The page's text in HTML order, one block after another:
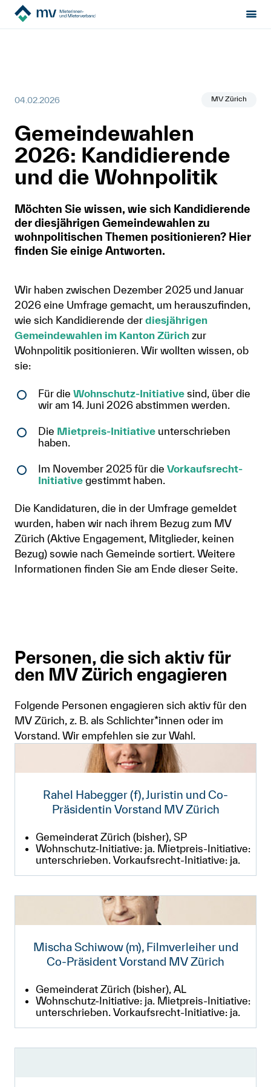
Hilfe von Fachleuten
Politik & Positionen
Über uns
Kontakt
Mitglied werden
Anmelden
Shop
Suche
04.02.2026 MV Zürich
Gemeindewahlen
2026: Kandidierende
und die Wohnpolitik
Möchten Sie wissen, wie sich Kandidierende
der diesjährigen Gemeindewahlen zu
wohnpolitischen Themen positionieren? Hier
finden Sie einige Antworten.
Wir haben zwischen Dezember 2025 und Januar
2026 eine Umfrage gemacht, um herauszufinden,
wie sich Kandidierende der diesjährigen
Gemeindewahlen im Kanton Zürich zur
Wohnpolitik positionieren. Wir wollten wissen, ob
sie:
Für die Wohnschutz-Initiative sind, über die
wir am 14. Juni 2026 abstimmen werden.
Die Mietpreis-Initiative unterschrieben
haben.
Im November 2025 für die Vorkaufsrecht-
Initiative gestimmt haben.
Die Kandidaturen, die in der Umfrage gemeldet
wurden, haben wir nach ihrem Bezug zum MV
Zürich (Aktive Engagement, Mitglieder, keinen
Bezug) sowie nach Gemeinde sortiert. Weitere
Informationen finden Sie am Ende dieser Seite.
Personen, die sich aktiv für
den MV Zürich engagieren
Folgende Personen engagieren sich aktiv für den
MV Zürich, z. B. als Schlichter*innen oder im
Vorstand. Wir empfehlen sie zur Wahl.
Rahel Habegger (f), Juristin und Co-
Präsidentin Vorstand MV Zürich
Gemeinderat Zürich (bisher), SP
Wohnschutz-Initiative: ja. Mietpreis-Initiative:
unterschrieben. Vorkaufsrecht-Initiative: ja.
Mischa Schiwow (m), Filmverleiher und
Co-Präsident Vorstand MV Zürich
Gemeinderat Zürich (bisher), AL
Wohnschutz-Initiative: ja. Mietpreis-Initiative:
unterschrieben. Vorkaufsrecht-Initiative: ja.